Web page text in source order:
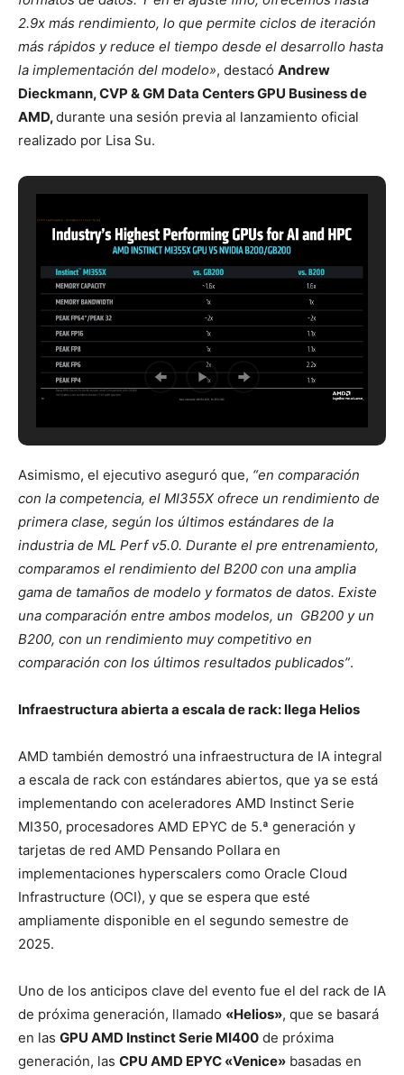
2.9x más rendimiento, lo que permite ciclos de iteración
más rápidos y reduce el tiempo desde el desarrollo hasta
la implementación del modelo», destacó Andrew
Dieckmann, CVP & GM Data Centers GPU Business de
AMD,durante una sesión previa al lanzamiento oficial
realizado por Lisa Su.
Asimismo, el ejecutivo aseguró que, “en comparación
con la competencia, el MI355X ofrece un rendimiento de
primera clase, según los últimos estándares de la
industria de ML Perf v5.0. Durante el pre entrenamiento,
comparamos el rendimiento del B200 con una amplia
gama de tamaños de modelo y formatos de datos. Existe
una comparación entre ambos modelos, un GB200 y un
B200, con un rendimiento muy competitivo en
comparación con los últimos resultados publicados”.
Infraestructura abierta a escala de rack: llega Helios
AMD también demostró una infraestructura de IA integral
a escala de rack con estándares abiertos, que ya se está
implementando con aceleradores AMD Instinct Serie
MI350, procesadores AMD EPYC de 5.ª generación y
tarjetas de red AMD Pensando Pollara en
implementaciones hyperscalers como Oracle Cloud
Infrastructure (OCI), y que se espera que esté
ampliamente disponible en el segundo semestre de
2025.
Uno de los anticipos clave del evento fue el del rack de IA
de próxima generación, llamado «Helios», que se basará
en las GPU AMD Instinct Serie MI400 de próxima
generación, las CPU AMD EPYC «Venice» basadas en